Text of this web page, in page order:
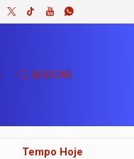
BUSCAR
Tempo Hoje